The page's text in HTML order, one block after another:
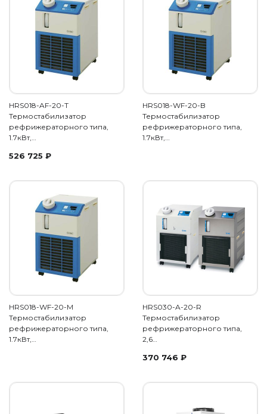
HRS018-AF-20-T
Термостабилизатор
рефрижераторного типа,
1.7кВт,…
526 725 ₽
HRS018-WF-20-B
Термостабилизатор
рефрижераторного типа,
1.7кВт,…
HRS018-WF-20-M
Термостабилизатор
рефрижераторного типа,
1.7кВт,…
HRS030-A-20-R
Термостабилизатор
рефрижераторного типа,
2,6…
370 746 ₽